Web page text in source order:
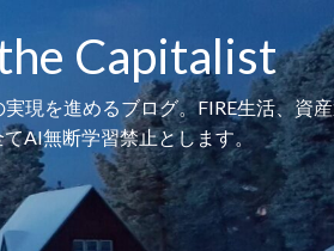
Capitalist
現を進めるブログ。FIRE生活、資
AI無断学習禁止とします。